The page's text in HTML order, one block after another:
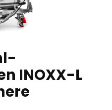
INOXX-L